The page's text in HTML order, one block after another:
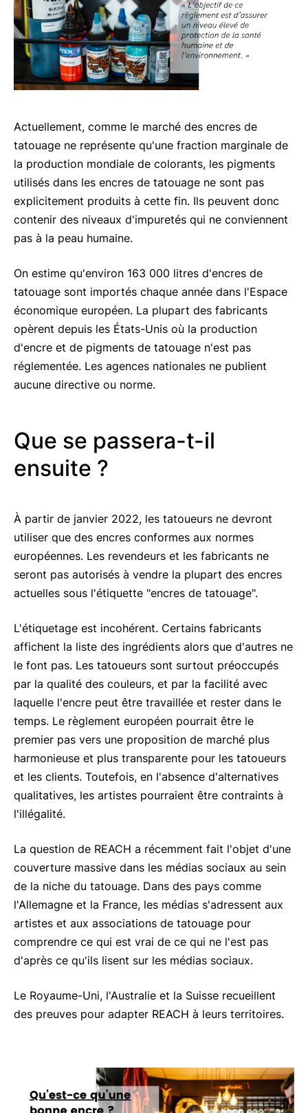
Actuellement, comme le marché des encres de
tatouage ne représente qu'une fraction marginale de
la production mondiale de colorants, les pigments
utilisés dans les encres de tatouage ne sont pas
explicitement produits à cette fin. Ils peuvent donc
contenir des niveaux d'impuretés qui ne conviennent
pas à la peau humaine.
On estime qu'environ 163 000 litres d'encres de
tatouage sont importés chaque année dans l'Espace
économique européen. La plupart des fabricants
opèrent depuis les États-Unis où la production
d'encre et de pigments de tatouage n'est pas
réglementée. Les agences nationales ne publient
aucune directive ou norme.
Que se passera-t-il
ensuite ?
À partir de janvier 2022, les tatoueurs ne devront
utiliser que des encres conformes aux normes
européennes. Les revendeurs et les fabricants ne
seront pas autorisés à vendre la plupart des encres
actuelles sous l'étiquette "encres de tatouage".
L'étiquetage est incohérent. Certains fabricants
affichent la liste des ingrédients alors que d'autres ne
le font pas. Les tatoueurs sont surtout préoccupés
par la qualité des couleurs, et par la facilité avec
laquelle l'encre peut être travaillée et rester dans le
temps. Le règlement européen pourrait être le
premier pas vers une proposition de marché plus
harmonieuse et plus transparente pour les tatoueurs
et les clients. Toutefois, en l'absence d'alternatives
qualitatives, les artistes pourraient être contraints à
l'illégalité.
La question de REACH a récemment fait l'objet d'une
couverture massive dans les médias sociaux au sein
de la niche du tatouage. Dans des pays comme
l'Allemagne et la France, les médias s'adressent aux
artistes et aux associations de tatouage pour
comprendre ce qui est vrai de ce qui ne l'est pas
d'après ce qu'ils lisent sur les médias sociaux.
Le Royaume-Uni, l'Australie et la Suisse recueillent
des preuves pour adapter REACH à leurs territoires.